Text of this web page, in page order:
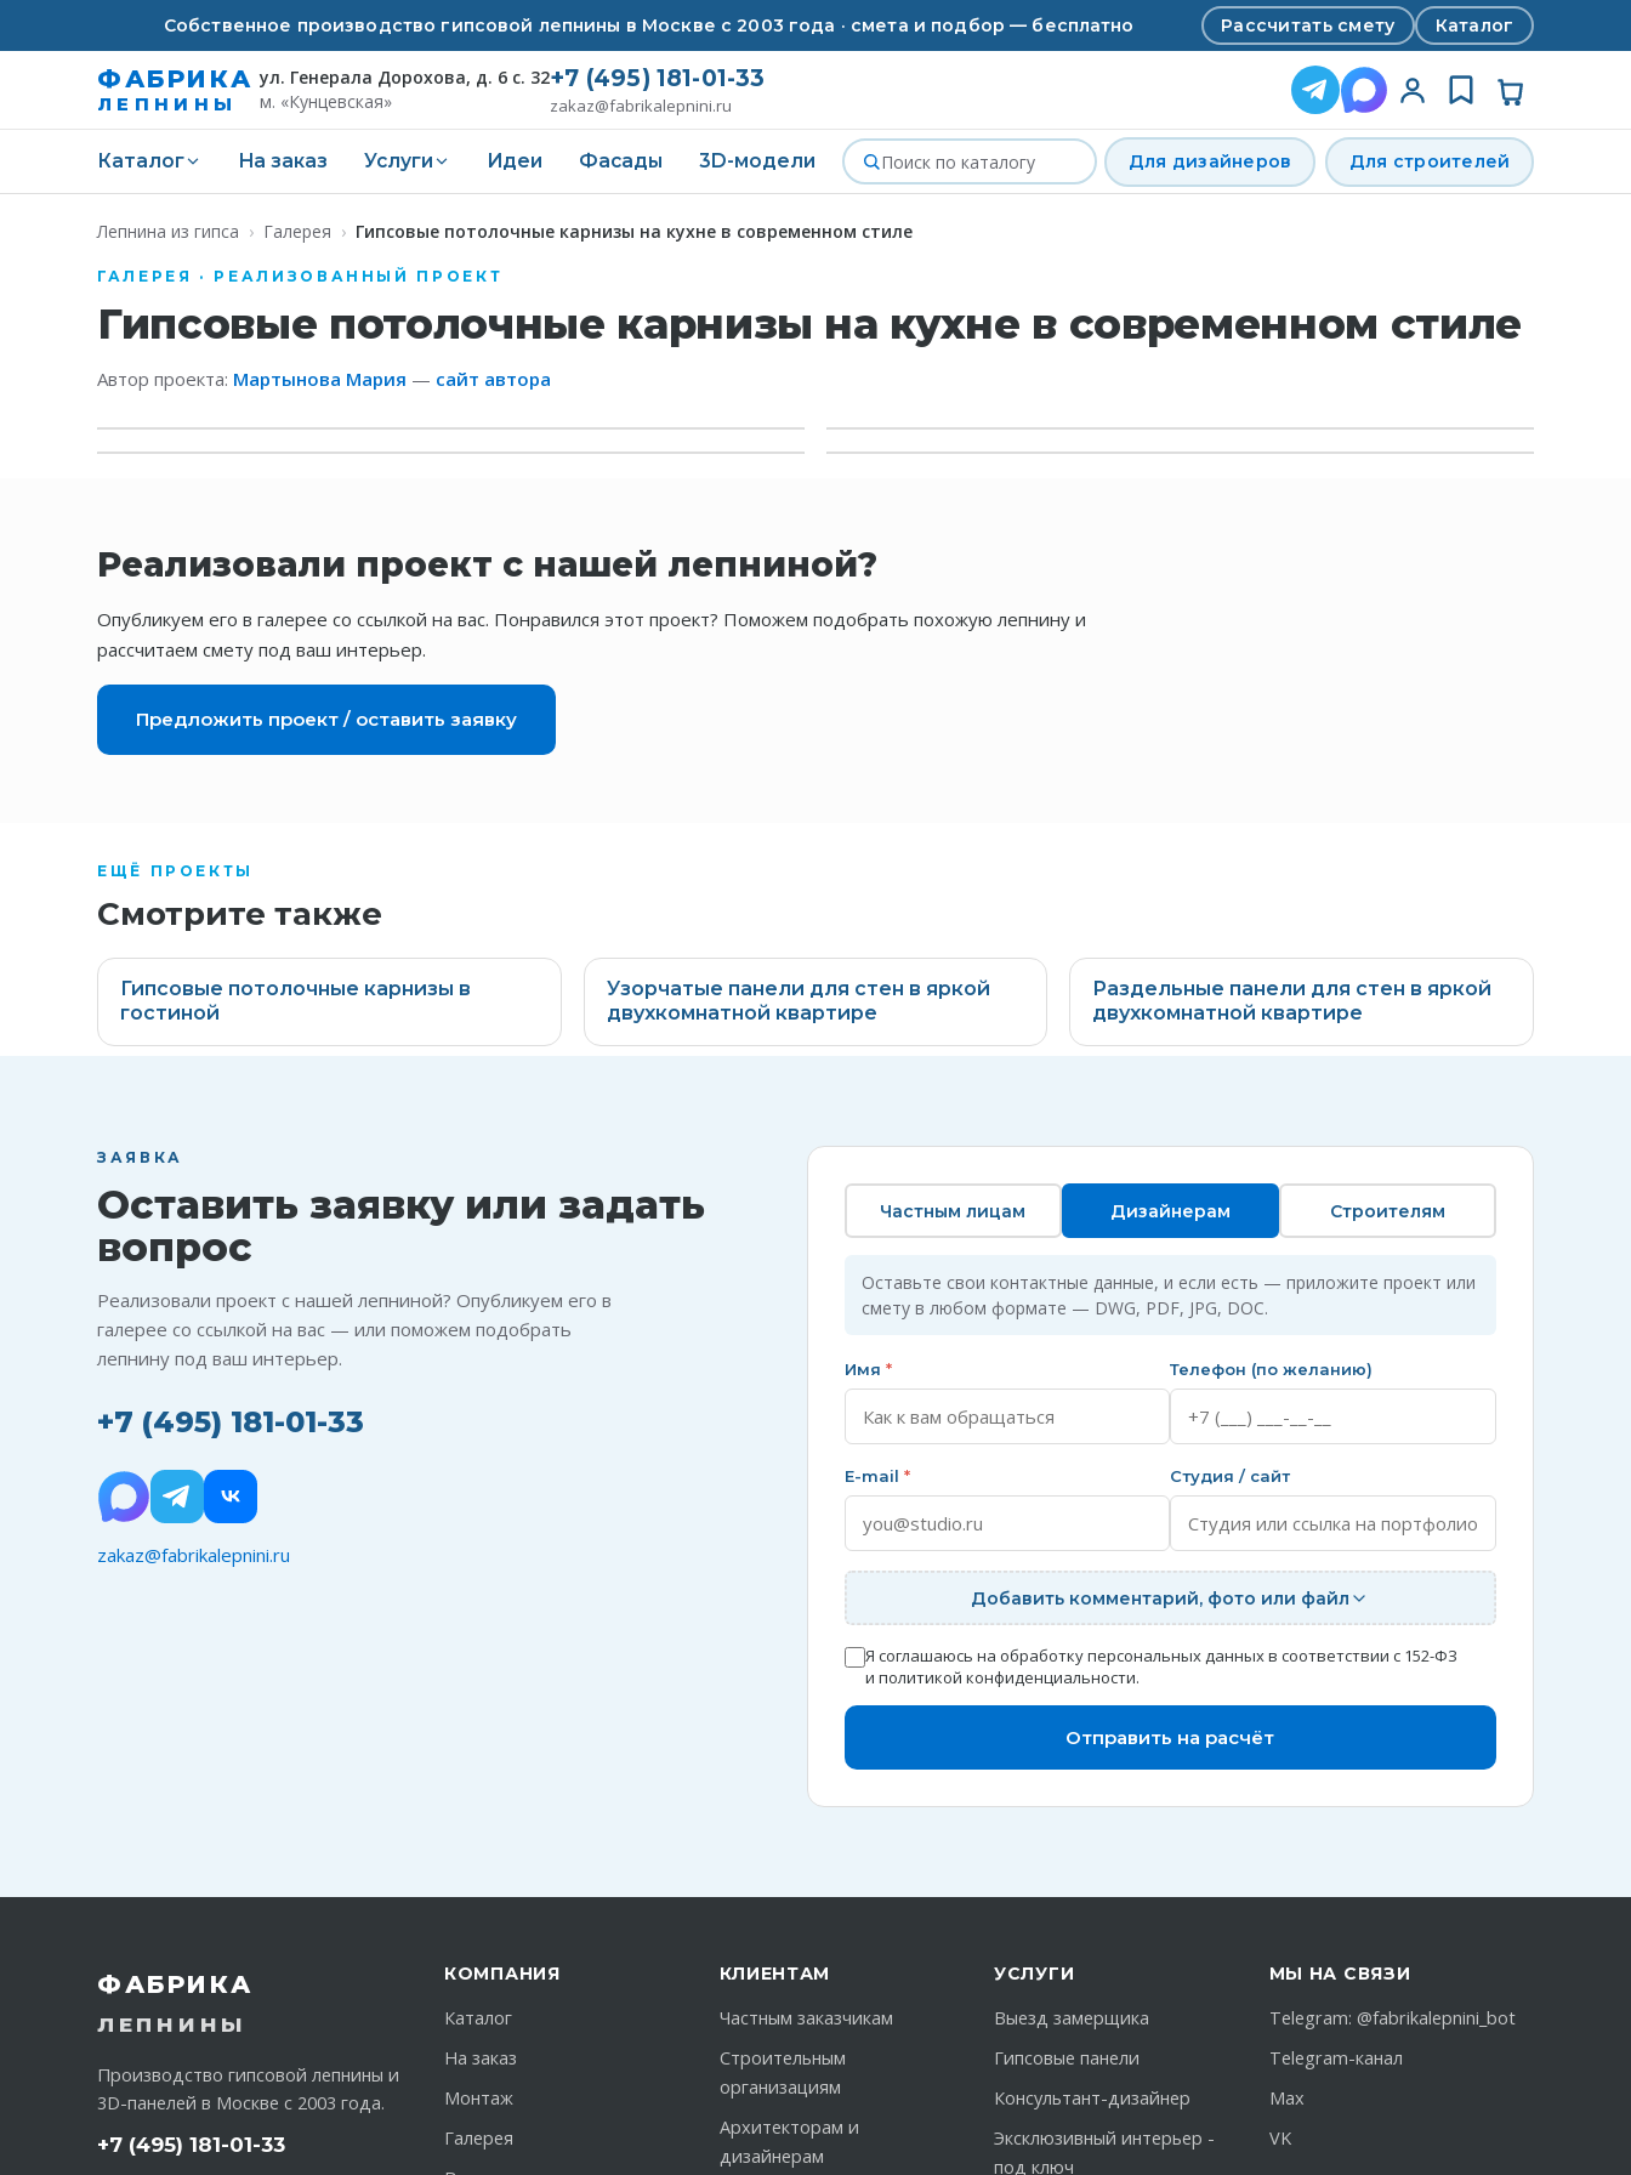
Собственное производство гипсовой лепнины в Москве с 2003 года · смета и подбор — бесплатно Рассчитать смету Каталог
ФАБРИКА
ЛЕПНИНЫ
ул. Генерала Дорохова, д. 6 с. 32
м. «Кунцевская»
+7 (495) 181-01-33
zakaz@fabrikalepnini.ru
Каталог На заказ Услуги Идеи Фасады 3D-модели Для дизайнеров Для строителей
Лепнина из гипса › Галерея › Гипсовые потолочные карнизы на кухне в современном стиле
ГАЛЕРЕЯ · РЕАЛИЗОВАННЫЙ ПРОЕКТ
Гипсовые потолочные карнизы на кухне в современном стиле
Автор проекта: Мартынова Мария — сайт автора
Реализовали проект с нашей лепниной?
Опубликуем его в галерее со ссылкой на вас. Понравился этот проект? Поможем подобрать похожую лепнину и
рассчитаем смету под ваш интерьер.
Предложить проект / оставить заявку
ЕЩЁ ПРОЕКТЫ
Смотрите также
Гипсовые потолочные карнизы в
гостиной
Узорчатые панели для стен в яркой
двухкомнатной квартире
Раздельные панели для стен в яркой
двухкомнатной квартире
ЗАЯВКА
Оставить заявку или задать
вопрос
Реализовали проект с нашей лепниной? Опубликуем его в
галерее со ссылкой на вас — или поможем подобрать
лепнину под ваш интерьер.
+7 (495) 181-01-33
zakaz@fabrikalepnini.ru
Частным лицам Дизайнерам Строителям
Оставьте свои контактные данные, и если есть — приложите проект или
смету в любом формате — DWG, PDF, JPG, DOC.
Имя * Телефон (по желанию)
E-mail * Студия / сайт
Добавить комментарий, фото или файл
Я соглашаюсь на обработку персональных данных в соответствии с 152-ФЗ
и политикой конфиденциальности.
Отправить на расчёт
ФАБРИКА
ЛЕПНИНЫ
Производство гипсовой лепнины и
3D-панелей в Москве с 2003 года.
+7 (495) 181-01-33
КОМПАНИЯ
Каталог
На заказ
Монтаж
Галерея
КЛИЕНТАМ
Частным заказчикам
Строительным
организациям
Архитекторам и
дизайнерам
УСЛУГИ
Выезд замерщика
Гипсовые панели
Консультант-дизайнер
Эксклюзивный интерьер -
под ключ
МЫ НА СВЯЗИ
Telegram: @fabrikalepnini_bot
Telegram-канал
Max
VK